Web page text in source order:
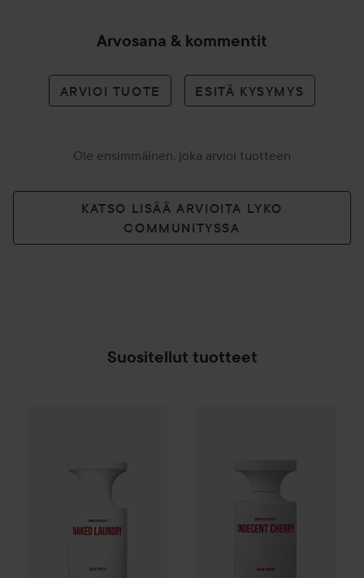
Arvosana & kommentit
ARVIOI TUOTE ESITÄ KYSYMYS
Ole ensimmäinen, joka arvioi tuotteen
KATSO LISÄÄ ARVIOITA LYKO
COMMUNITYSSA
Suositellut tuotteet